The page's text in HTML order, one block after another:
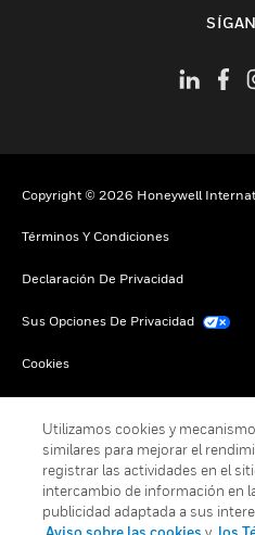
Copyright © 2026 Honeywell
Términos Y Condiciones
Declaración De Privacidad
Sus Opciones De Privacidad
Cookies
Utilizamos cookies y
similares para mejorar el
registrar las actividades en el
intercambio de información en
publicidad adaptada a sus